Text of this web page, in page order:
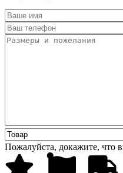
Пожалуйста, докажите, что